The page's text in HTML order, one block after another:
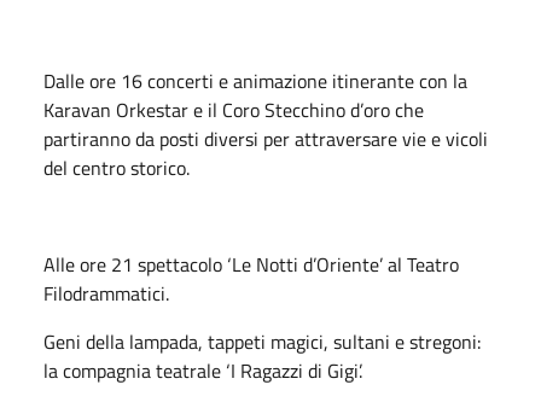
Dalle ore 16 concerti e animazione itinerante con la
Karavan Orkestar e il Coro Stecchino d’oro che
partiranno da posti diversi per attraversare vie e vicoli
del centro storico.
Alle ore 21 spettacolo ‘Le Notti d’Oriente’ al Teatro
Filodrammatici.
Geni della lampada, tappeti magici, sultani e stregoni:
la compagnia teatrale ‘I Ragazzi di Gigi’.